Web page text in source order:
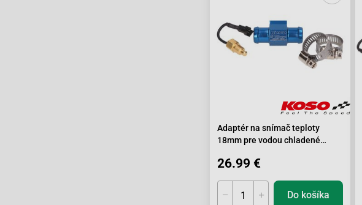
Adaptér na snímač teploty
18mm pre vodou chladené
26.99 €
Do košíka